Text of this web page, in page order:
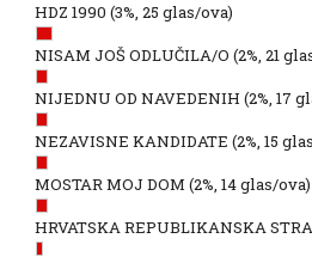
HDZ 1990 (3%, 25 glas/ova)
NISAM JOŠ ODLUČILA/O (2%, 21
NIJEDNU OD NAVEDENIH (2%, 17
NEZAVISNE KANDIDATE (2%, 15
MOSTAR MOJ DOM (2%, 14 glas/ova)
HRVATSKA REPUBLIKANSKA